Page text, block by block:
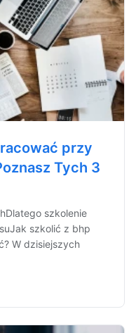
przy
Tych 3
szkolenie
szkolić z bhp
W dzisiejszych